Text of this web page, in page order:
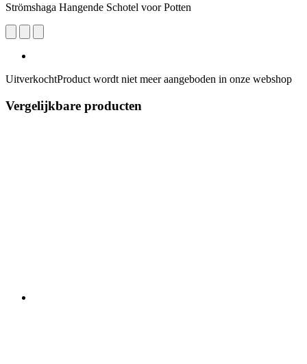
Strömshaga Hangende Schotel voor Potten
UitverkochtProduct wordt niet meer aangeboden in onze webshop
Vergelijkbare producten